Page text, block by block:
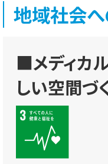
地域社会
■メディカ
しい空間づ